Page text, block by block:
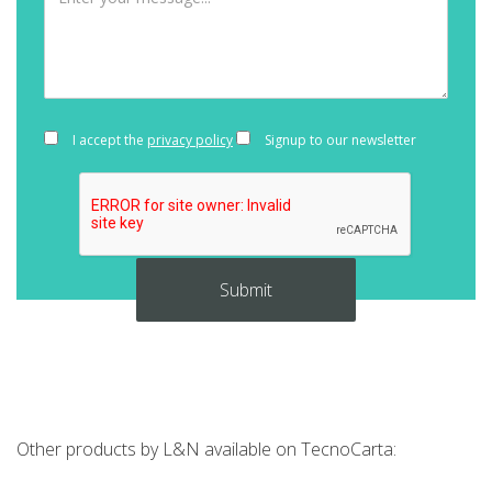
I accept the privacy policy Signup to our newsletter
Other products by L&N available on TecnoCarta: